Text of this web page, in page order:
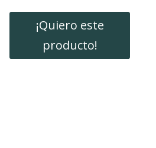
¡Quiero este
producto!